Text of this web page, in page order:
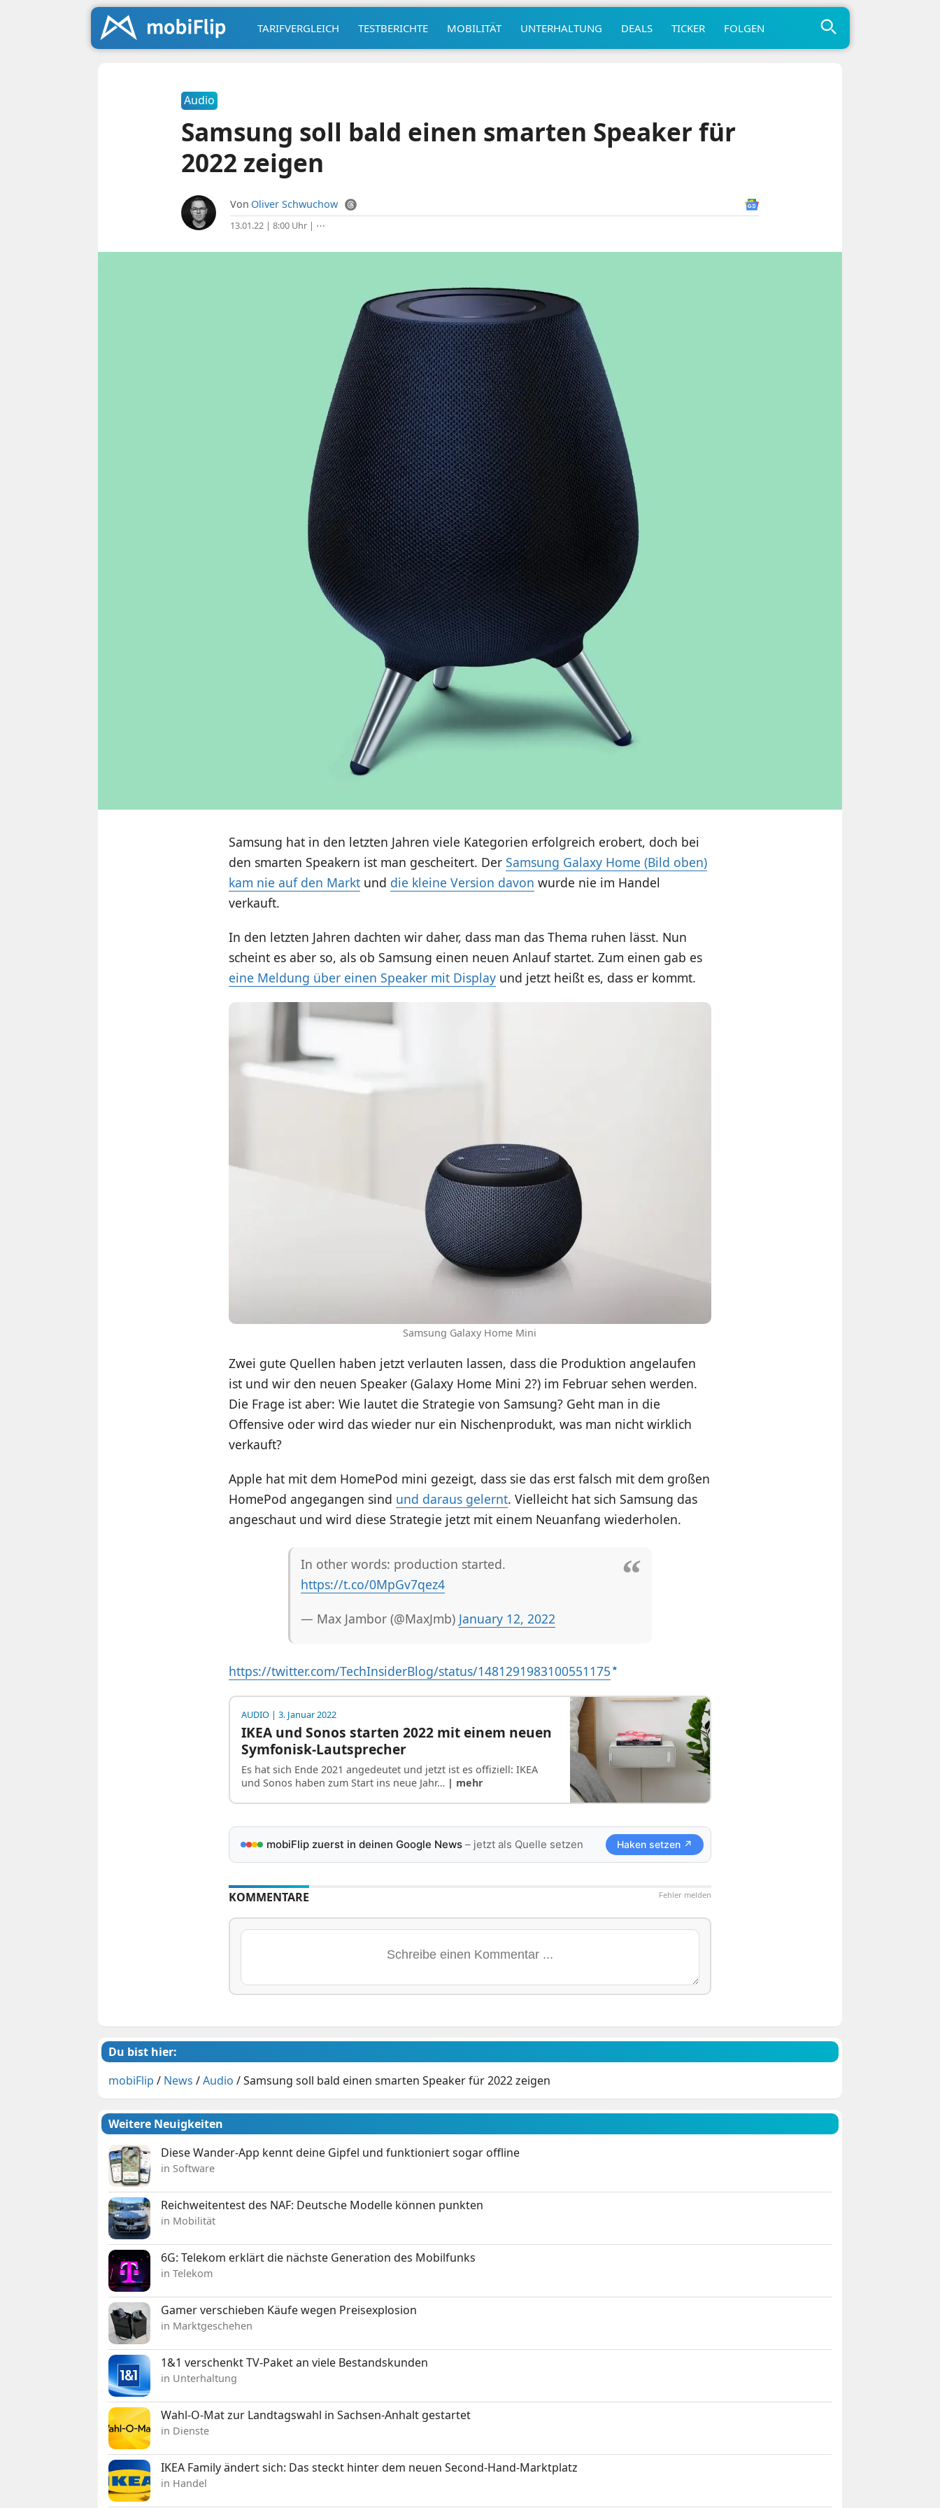
TARIFVERGLEICH TESTBERICHTE MOBILITÄT UNTERHALTUNG DEALS TICKER FOLGEN
Audio
Samsung soll bald einen smarten Speaker für
2022 zeigen
Von Oliver Schwuchow
13.01.22 | 8:00 Uhr| ⋯
Samsung hat in den letzten Jahren viele Kategorien erfolgreich erobert, doch bei
den smarten Speakern ist man gescheitert. Der Samsung Galaxy Home (Bild oben)
kam nie auf den Marktund die kleine Version davon wurde nie im Handel
verkauft.
In den letzten Jahren dachten wir daher, dass man das Thema ruhen lässt. Nun
scheint es aber so, als ob Samsung einen neuen Anlauf startet. Zum einen gab es
eine Meldung über einen Speaker mit Displayund jetzt heißt es, dass er kommt.
Samsung Galaxy Home Mini
Zwei gute Quellen haben jetzt verlauten lassen, dass die Produktion angelaufen
ist und wir den neuen Speaker (Galaxy Home Mini 2?) im Februar sehen werden.
Die Frage ist aber: Wie lautet die Strategie von Samsung? Geht man in die
Offensive oder wird das wieder nur ein Nischenprodukt, was man nicht wirklich
verkauft?
Apple hat mit dem HomePod mini gezeigt, dass sie das erst falsch mit dem großen
HomePod angegangen sind und daraus gelernt. Vielleicht hat sich Samsung das
angeschaut und wird diese Strategie jetzt mit einem Neuanfang wiederholen.
In other words: production started.
https://t.co/0MpGv7qez4
— Max Jambor (@MaxJmb) January 12, 2022
https://twitter.com/TechInsiderBlog/status/1481291983100551175
AUDIO| 3. Januar 2022
IKEA und Sonos starten 2022 mit einem neuen
Symfonisk-Lautsprecher
Es hat sich Ende 2021 angedeutet und jetzt ist es offiziell: IKEA
und Sonos haben zum Start ins neue Jahr… | mehr
mobiFlip zuerst in deinen Google News– jetzt als Quelle setzen Haken setzen ↗
Fehler melden
KOMMENTARE
Du bist hier:
mobiFlip / News /Audio /Samsung soll bald einen smarten Speaker für 2022 zeigen
Weitere Neuigkeiten
Diese Wander-App kennt deine Gipfel und funktioniert sogar offline
in Software
Reichweitentest des NAF: Deutsche Modelle können punkten
in Mobilität
6G: Telekom erklärt die nächste Generation des Mobilfunks
in Telekom
Gamer verschieben Käufe wegen Preisexplosion
in Marktgeschehen
1&1 verschenkt TV-Paket an viele Bestandskunden
in Unterhaltung
Wahl-O-Mat zur Landtagswahl in Sachsen-Anhalt gestartet
in Dienste
IKEA Family ändert sich: Das steckt hinter dem neuen Second-Hand-Marktplatz
in Handel